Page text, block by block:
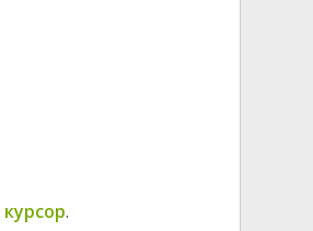
курсор.